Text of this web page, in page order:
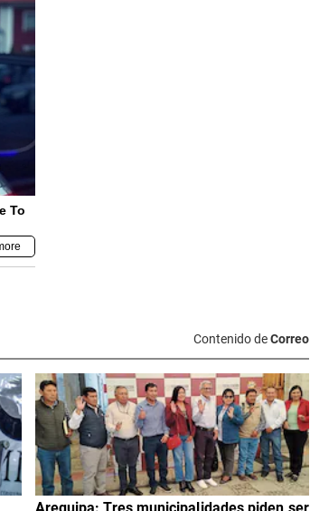
Contenido deCorreo
Arequipa: Tres municipalidades piden ser